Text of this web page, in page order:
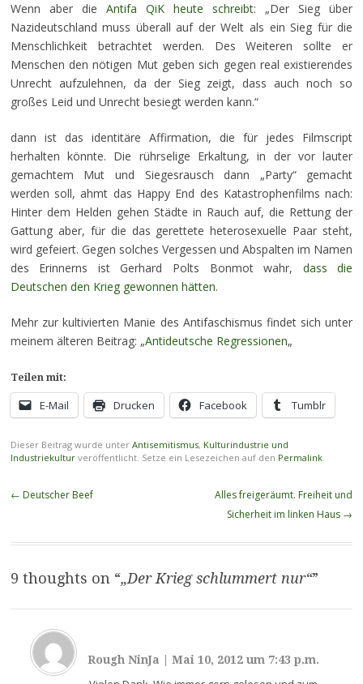
Wenn aber die Antifa QiK heute schreibt: „Der Sieg über
Nazideutschland muss überall auf der Welt als ein Sieg für die
Menschlichkeit betrachtet werden. Des Weiteren sollte er
Menschen den nötigen Mut geben sich gegen real existierendes
Unrecht aufzulehnen, da der Sieg zeigt, dass auch noch so
großes Leid und Unrecht besiegt werden kann.“
dann ist das identitäre Affirmation, die für jedes Filmscript
herhalten könnte. Die rührselige Erkaltung, in der vor lauter
gemachtem Mut und Siegesrausch dann „Party“ gemacht
werden soll, ahmt das Happy End des Katastrophenfilms nach:
Hinter dem Helden gehen Städte in Rauch auf, die Rettung der
Gattung aber, für die das gerettete heterosexuelle Paar steht,
wird gefeiert. Gegen solches Vergessen und Abspalten im Namen
des Erinnerns ist Gerhard Polts Bonmot wahr, dass die
Deutschen den Krieg gewonnen hätten.
Mehr zur kultivierten Manie des Antifaschismus findet sich unter
meinem älteren Beitrag: „Antideutsche Regressionen„
Teilen mit:
E-Mail Drucken Facebook Tumblr
Dieser Beitrag wurde unter Antisemitismus, Kulturindustrie und
Industriekulturveröffentlicht. Setze ein Lesezeichen auf den Permalink.
Beitragsnavigation
← Deutscher Beef
Alles freigeräumt. Freiheit und
Sicherheit im linken Haus →
9 thoughts on “„Der Krieg schlummert nur“”
Rough NinJa |Mai 10, 2012 um 7:43 p.m.